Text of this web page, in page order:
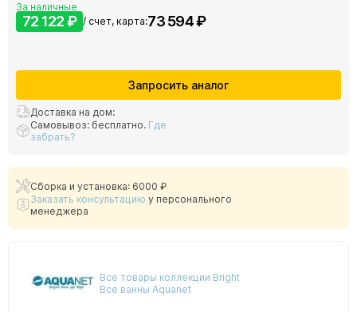
За наличные
72 122 ₽ / счет, карта:73 594 ₽
Запросить аналог
Доставка на дом:
Самовывоз: бесплатно. Где
забрать?
Сборка и установка: 6000 ₽
Заказать консультацию у персонального
менеджера
Все товары коллекции Bright
Все ванны Aquanet